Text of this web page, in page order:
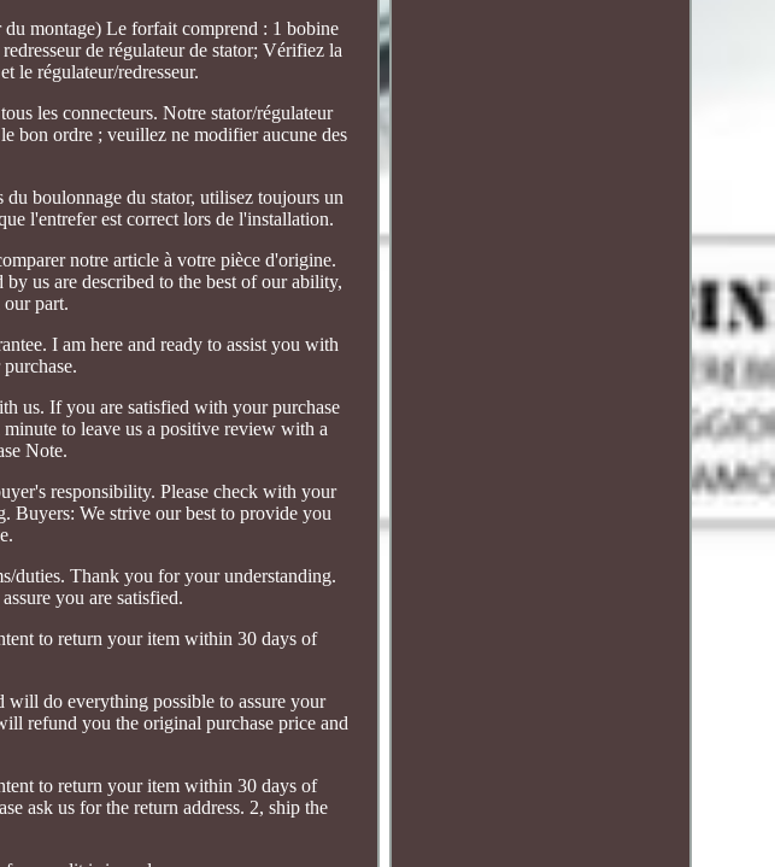
montage) Le forfait comprend : 1 bobine
de régulateur de stator; Vérifiez la
le régulateur/redresseur.
les connecteurs. Notre stator/régulateur
bon ordre ; veuillez ne modifier aucune des
boulonnage du stator, utilisez toujours un
l'entrefer est correct lors de l'installation.
notre article à votre pièce d'origine.
us are described to the best of our ability,
our part.
I am here and ready to assist you with
us. If you are satisfied with your purchase
to leave us a positive review with a
Note.
responsibility. Please check with your
Buyers: We strive our best to provide you
duties. Thank you for your understanding.
you are satisfied.
to return your item within 30 days of
will do everything possible to assure your
refund you the original purchase price and
to return your item within 30 days of
ask us for the return address. 2, ship the